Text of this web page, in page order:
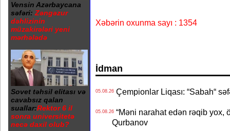
Vensin Azərbaycana
səfəri: Zəngəzur
dəhlizinin
müzakirələri yeni
mərhələdə
Sovet təhsil elitası və
cavabsız qalan
suallar:Rektor 6 il
sonra universitetə
necə daxil olub?
Xəbərin oxunma sayı : 1354
İdman
05.08.26Çempionlar Liqası: “Sabah“
05.08.26“Məni narahat edən rəqib yox,
Qurbanov